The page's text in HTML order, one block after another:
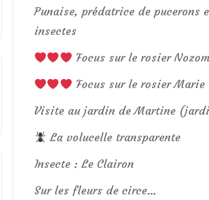
Punaise, prédatrice de pucerons
insectes
Focus sur le rosier
Focus sur le rosier Marie
Visite au jardin de Martine
La volucelle transparente
Insecte : Le Clairon
Sur les fleurs de circe…